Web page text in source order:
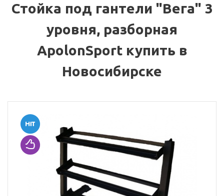
Стойка под гантели "Вега" 3
уровня, разборная
ApolonSport купить в
Новосибирске